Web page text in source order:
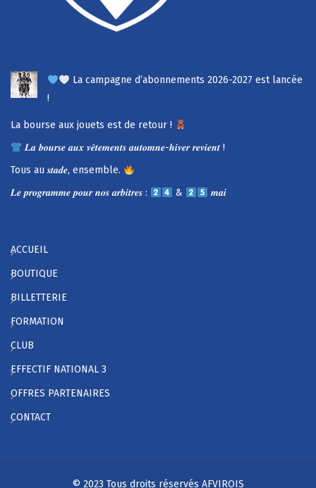
La campagne d’abonnements 2026-2027 est lancée
!
La bourse aux jouets est de retour !
𝑳𝒂 𝒃𝒐𝒖𝒓𝒔𝒆 𝒂𝒖𝒙 𝒗𝒆̂𝒕𝒆𝒎𝒆𝒏𝒕𝒔 𝒂𝒖𝒕𝒐𝒎𝒏𝒆-𝒉𝒊𝒗𝒆𝒓 𝒓𝒆𝒗𝒊𝒆𝒏𝒕 !
Tous au 𝒔𝒕𝒂𝒅𝒆, ensemble.
𝑳𝒆 𝒑𝒓𝒐𝒈𝒓𝒂𝒎𝒎𝒆 𝒑𝒐𝒖𝒓 𝒏𝒐𝒔 𝒂𝒓𝒃𝒊𝒕𝒓𝒆𝒔 :
& 𝒎𝒂𝒊
ACCUEIL
BOUTIQUE
BILLETTERIE
FORMATION
CLUB
EFFECTIF NATIONAL 3
OFFRES PARTENAIRES
CONTACT
© 2023 Tous droits réservés AFVIROIS